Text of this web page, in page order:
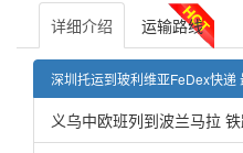
详细介绍 运输路线
深圳托运到玻利维亚FeDex快递
义乌中欧班列到波兰马拉